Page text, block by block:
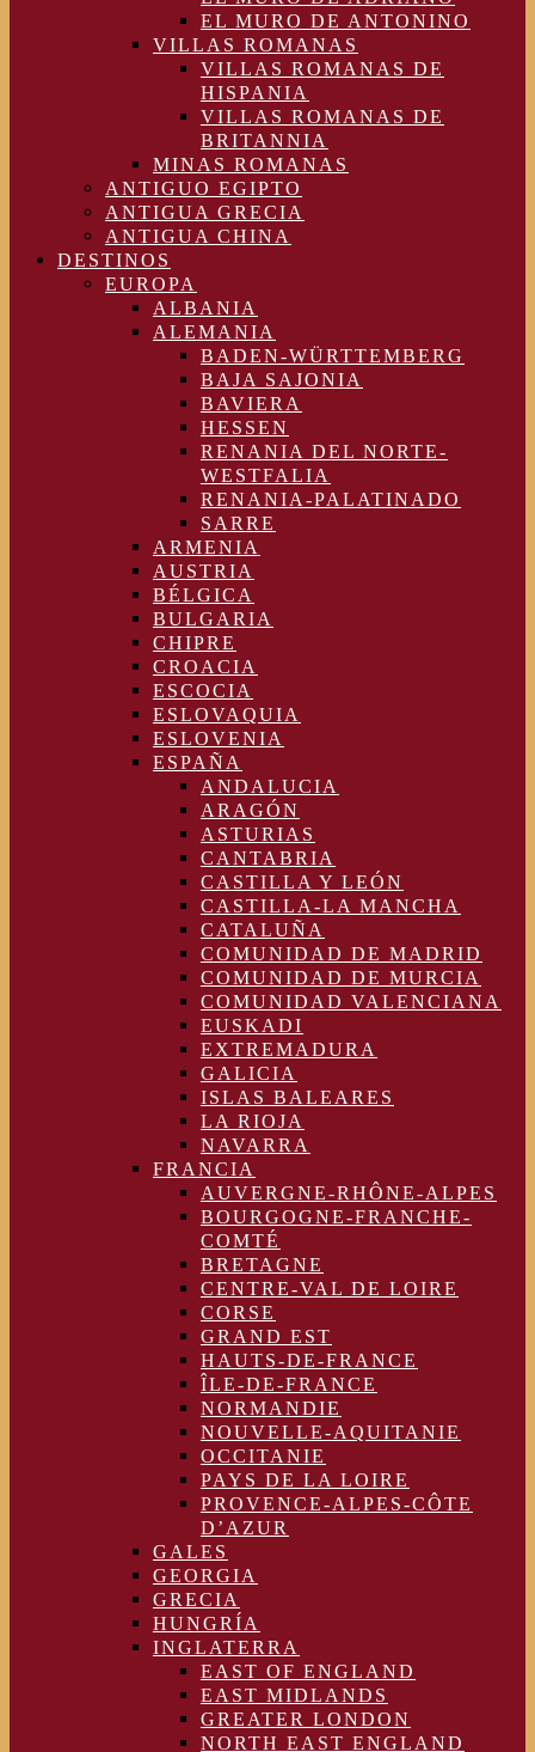
EL MURO DE ANTONINO
VILLAS ROMANAS
VILLAS ROMANAS DE
HISPANIA
VILLAS ROMANAS DE
BRITANNIA
MINAS ROMANAS
ANTIGUO EGIPTO
ANTIGUA GRECIA
ANTIGUA CHINA
DESTINOS
EUROPA
ALBANIA
ALEMANIA
BADEN-WÜRTTEMBERG
BAJA SAJONIA
BAVIERA
HESSEN
RENANIA DEL NORTE-
WESTFALIA
RENANIA-PALATINADO
SARRE
ARMENIA
AUSTRIA
BÉLGICA
BULGARIA
CHIPRE
CROACIA
ESCOCIA
ESLOVAQUIA
ESLOVENIA
ESPAÑA
ANDALUCIA
ARAGÓN
ASTURIAS
CANTABRIA
CASTILLA Y LEÓN
CASTILLA-LA MANCHA
CATALUÑA
COMUNIDAD DE MADRID
COMUNIDAD DE MURCIA
COMUNIDAD VALENCIANA
EUSKADI
EXTREMADURA
GALICIA
ISLAS BALEARES
LA RIOJA
NAVARRA
FRANCIA
AUVERGNE-RHÔNE-ALPES
BOURGOGNE-FRANCHE-
COMTÉ
BRETAGNE
CENTRE-VAL DE LOIRE
CORSE
GRAND EST
HAUTS-DE-FRANCE
ÎLE-DE-FRANCE
NORMANDIE
NOUVELLE-AQUITANIE
OCCITANIE
PAYS DE LA LOIRE
PROVENCE-ALPES-CÔTE
D’AZUR
GALES
GEORGIA
GRECIA
HUNGRÍA
INGLATERRA
EAST OF ENGLAND
EAST MIDLANDS
GREATER LONDON
NORTH EAST ENGLAND